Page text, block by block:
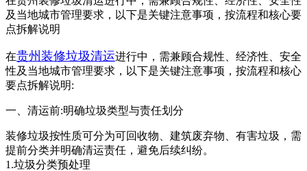
及当地城市管理要求，以下是关键注意事项，按流程和核心要
点拆解说明
在贵州装修垃圾清运进行中，需兼顾合规性、经济性、安全
性及当地城市管理要求，以下是关键注意事项，按流程和核心
要点拆解说明:
一、清运前:明确垃圾类型与责任划分
装修垃圾按性质可分为可回收物、建筑废弃物、有害垃圾，需
提前分类并明确清运责任，避免后续纠纷。
1.垃圾分类预处理